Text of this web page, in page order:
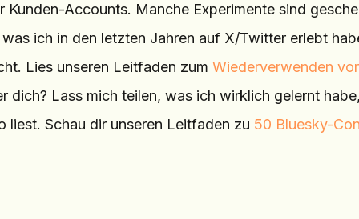
Kunden-Accounts. Manche Experimente sind
ich in den letzten Jahren auf X/Twitter erlebt
Lies unseren Leitfaden zum Wiederverwenden
dich? Lass mich teilen, was ich wirklich gelernt
Schau dir unseren Leitfaden zu 50 Bluesky-